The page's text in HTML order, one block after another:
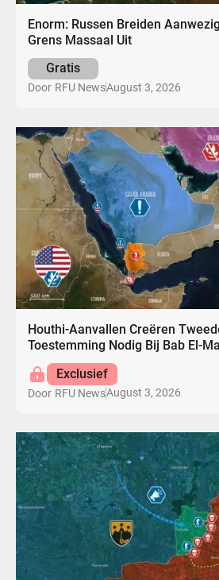
Enorm: Russen Breiden
Grens Massaal Uit
Gratis
Door RFU NewsAugust 3, 2026
Houthi-Aanvallen Creëren
Toestemming Nodig Bij Bab El-
Exclusief
Door RFU NewsAugust 3, 2026